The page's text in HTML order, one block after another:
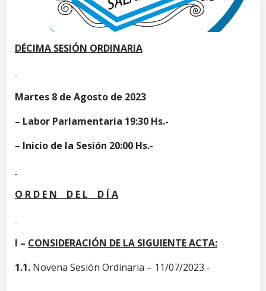
DÉCIMA SESIÓN ORDINARIA
Martes 8 de Agosto de 2023
– Labor Parlamentaria 19:30 Hs.-
– Inicio de la Sesión 20:00 Hs.-
O R D E N D E L D Í A
I – CONSIDERACIÓN DE LA SIGUIENTE ACTA:
1.1. Novena Sesión Ordinaria – 11/07/2023.-